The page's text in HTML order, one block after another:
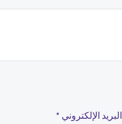
البريد الإلكتروني *